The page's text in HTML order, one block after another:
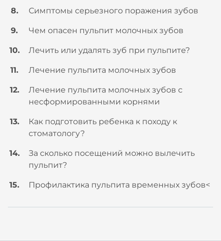
Симптомы серьезного поражения зубов
Чем опасен пульпит молочных зубов
Лечить или удалять зуб при пульпите?
Лечение пульпита молочных зубов
Лечение пульпита молочных зубов с
несформированными корнями
Как подготовить ребенка к походу к
стоматологу?
За сколько посещений можно вылечить
пульпит?
Профилактика пульпита временных зубов<